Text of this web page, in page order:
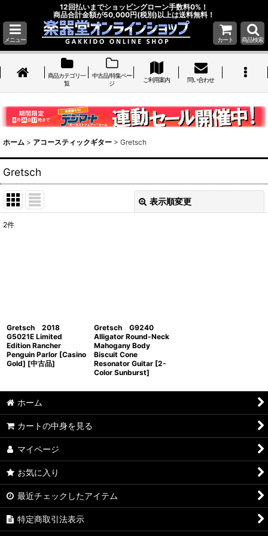
12回払いまでショッピングローン手数料0%！
商品合計金額が50,000円(税別)以上は送料無料！
メニュー カート 商品検索
商品カテゴリ一
覧
中古品/特集ペー
ジ
ご利用案内 問い合わせ
ホーム > アコースティックギター > Gretsch
Gretsch
表示順変更
2件
Gretsch 2018
G5021E Limited
Edition Rancher
Penguin Parlor [Casino
Gold] [中古品]
Gretsch G9240
Alligator Round-Neck
Mahogany Body
Biscuit Cone
Resonator Guitar [2-
Color Sunburst]
ホーム
カートの中身を見る
マイページ
お気に入り
最近チェックしたアイテム
特定商取引法表示